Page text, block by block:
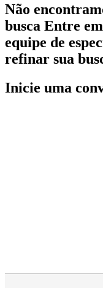
Não
busca Entre
equipe de
refinar sua
Inicie uma